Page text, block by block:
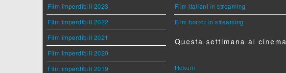
Film imperdibili 2023
Film imperdibili 2022
Film imperdibili 2021
Film imperdibili 2020
Film imperdibili 2019
Film italiani in streaming
Film horror in streaming
Questa settimana al cinema
Hokum